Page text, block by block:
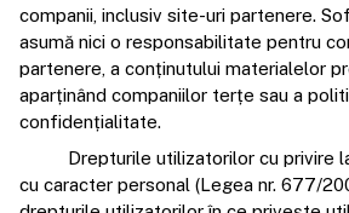
companii, inclusiv site-uri partenere.
asumă nici o responsabilitate pentru
partenere, a conținutului materialelor
aparținând companiilor terțe sau a
confidențialitate.
Drepturile utilizatorilor cu privire
cu caracter personal (Legea nr. 677/